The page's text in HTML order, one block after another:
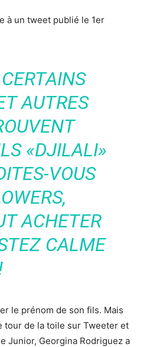
à un tweet publié le 1er
AUTRES
«DJILALI»
VOUS
ACHETER
CALME
le prénom de son fils. Mais
tour de la toile sur Tweeter et
Junior, Georgina Rodriguez a